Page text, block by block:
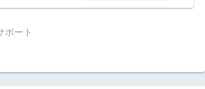
ポート